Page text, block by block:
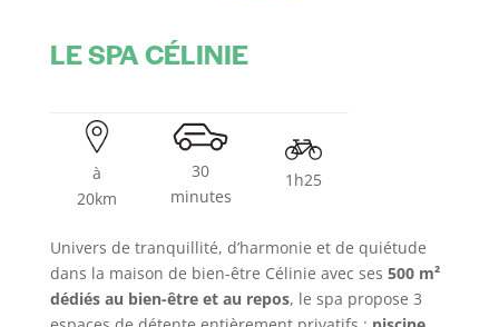
LE SPA CÉLINIE
à
20km
30
minutes
1h25
Univers de tranquillité, d’harmonie et de quiétude
dans la maison de bien-être Célinie avec ses 500 m²
dédiés au bien-être et au repos, le spa propose 3